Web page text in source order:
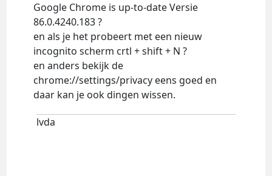
Google Chrome is up-to-date Versie
86.0.4240.183 ?
en als je het probeert met een nieuw
incognito scherm crtl + shift + N ?
en anders bekijk de
chrome://settings/privacy eens goed en
daar kan je ook dingen wissen.
lvda